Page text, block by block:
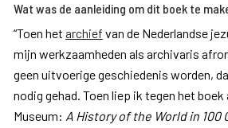
Wat was de aanleiding om dit boek te
“Toen het archief van de Nederlandse
mijn werkzaamheden als archivaris
geen uitvoerige geschiedenis worden,
nodig gehad. Toen liep ik tegen het
Museum: A History of the World in 100